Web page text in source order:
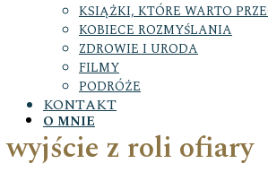
O MNIE
KSIĄŻKI, KTÓRE WARTO
KOBIECE ROZMYŚLANIA
ZDROWIE I URODA
FILMY
PODRÓŻE
KONTAKT
wyjście z roli ofiary